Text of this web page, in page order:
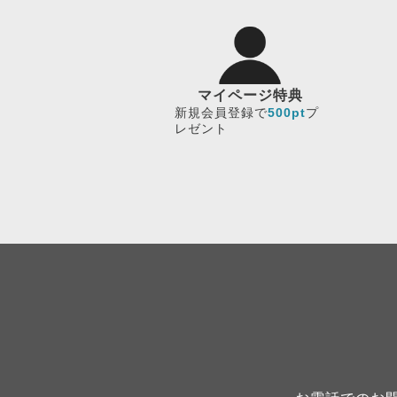
マイページ特典
新規会員登録で500ptプ
レゼント